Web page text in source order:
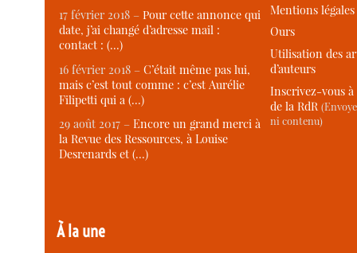
17 février 2018 –Pour cette annonce qui
date, j’ai changé d’adresse mail :
contact : (…)
16 février 2018 –C’était même pas lui,
mais c’est tout comme : c’est Aurélie
Filipetti qui a (…)
29 août 2017 –Encore un grand merci à
la Revue des Ressources, à Louise
Desrenards et (…)
À la une
Mentions légales
Ours
Utilisation des
d’auteurs
Inscrivez-vous
de la RdR
ni contenu)